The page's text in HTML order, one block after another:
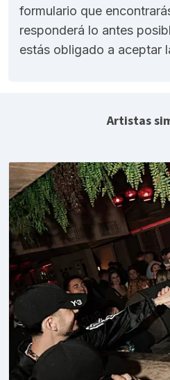
formulario que
responderá lo antes
estás obligado a aceptar
Artistas